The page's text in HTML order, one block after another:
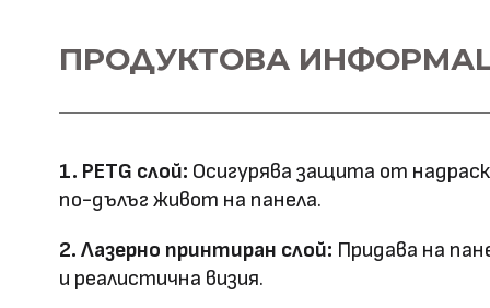
напречно сечение
SPC+PETG
Дебелина: 5
технология
Лазерно принтиране
ПРОДУКТОВА
1. PETG слой: Осигурява защита от
по-дълъг живот на панела.
2. Лазерно принтиран слой: Придава на
и реалистична визия.